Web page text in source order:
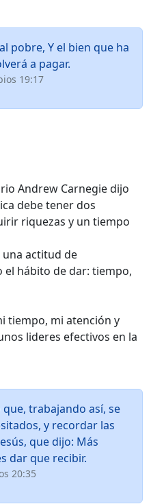
pobre, Y el bien que ha
a pagar.
19:17
Andrew Carnegie dijo
debe tener dos
riquezas y un tiempo
actitud de
el hábito de dar: tiempo,
tiempo, mi atención y
lideres efectivos en la
trabajando así, se
y recordar las
que dijo: Más
dar que recibir.
20:35